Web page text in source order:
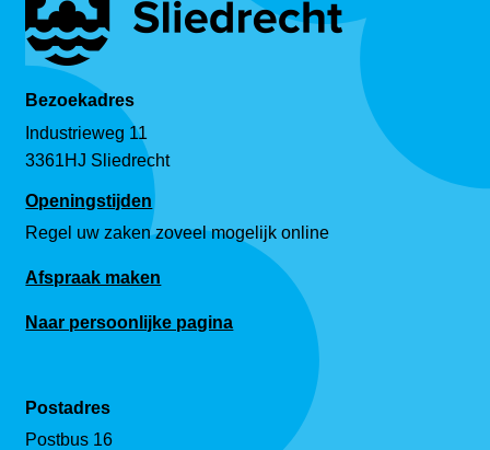
Bezoekadres
Industrieweg 11
3361HJ Sliedrecht
Openingstijden
Regel uw zaken zoveel mogelijk online
Afspraak maken
Naar persoonlijke pagina
Postadres
Postbus 16